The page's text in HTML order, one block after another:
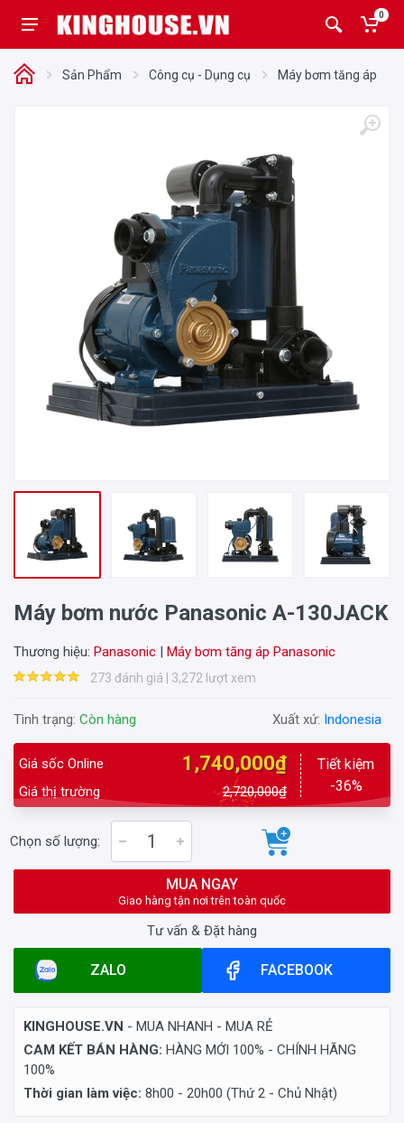
0
Sản Phẩm Công cụ - Dụng cụ Máy bơm tăng áp
Máy bơm nước Panasonic A-130JACK
Thương hiệu: Panasonic | Máy bơm tăng áp Panasonic
273 đánh giá | 3,272 lượt xem
Tình trạng: Còn hàng Xuất xứ: Indonesia
Giá sốc Online 1,740,000₫
Giá thị trường 2,720,000₫
Tiết kiệm
-36%
Chọn số lượng:
MUA NGAY
Giao hàng tận nơi trên toàn quốc
Tư vấn & Đặt hàng
ZALO FACEBOOK
KINGHOUSE.VN - MUA NHANH - MUA RẺ
CAM KẾT BÁN HÀNG: HÀNG MỚI 100% - CHÍNH HÃNG
100%
Thời gian làm việc: 8h00 - 20h00 (Thứ 2 - Chủ Nhật)